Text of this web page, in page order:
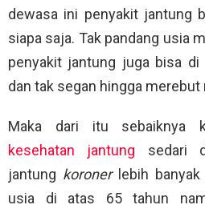
dewasa ini penyakit jantung
siapa saja. Tak pandang usia
penyakit jantung juga bisa
dan tak segan hingga merebut
Maka dari itu sebaiknya
kesehatan jantung sedari
jantung koronerlebih banyak
usia di atas 65 tahun